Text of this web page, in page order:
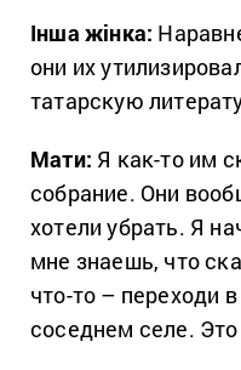
Інша жінка:
они их
татарскую
Мати: Я как-то им
собрание. Они
хотели убрать. Я
мне знаешь, что
что-то – переходи
соседнем селе.